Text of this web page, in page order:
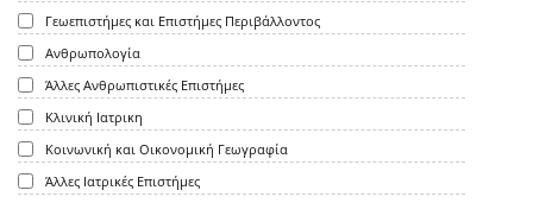
Γεωεπιστήμες και Επιστήμες Περιβάλλοντος
Ανθρωπολογία
Άλλες Ανθρωπιστικές Επιστήμες
Κλινική Ιατρικη
Κοινωνική και Οικονομική Γεωγραφία
Άλλες Ιατρικές Επιστήμες